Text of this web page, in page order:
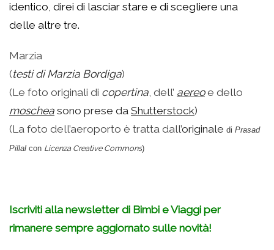
identico, direi di lasciar stare e di scegliere una
delle altre tre.
Marzia
(testi di Marzia Bordiga)
(Le foto originali di copertina, dell’ aereoe dello
moschea sono prese da Shutterstock)
(La foto dell’aeroporto è tratta dall’originale di Prasad
Pillal con Licenza Creative Commons)
Iscriviti alla newsletter di Bimbi e Viaggi per
rimanere sempre aggiornato sulle novità!